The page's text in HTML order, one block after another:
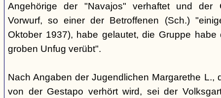
Angehörige der "Navajos" verhaftet und der
Vorwurf, so einer der Betroffenen (Sch.)
Oktober 1937), habe gelautet, die Gruppe
groben Unfug verübt".
Nach Angaben der Jugendlichen Margarethe L.,
von der Gestapo verhört wird, sei der